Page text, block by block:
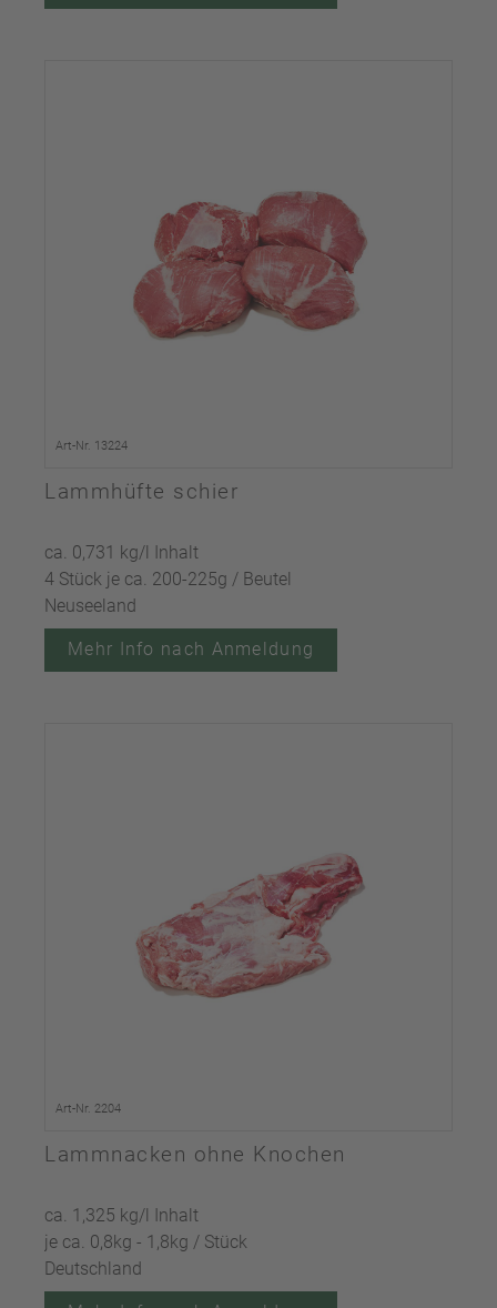
Art-Nr. 13224
Lammhüfte schier
ca. 0,731 kg/l Inhalt
4 Stück je ca. 200-225g / Beutel
Neuseeland
Mehr Info nach Anmeldung
Art-Nr. 2204
Lammnacken ohne Knochen
ca. 1,325 kg/l Inhalt
je ca. 0,8kg - 1,8kg / Stück
Deutschland